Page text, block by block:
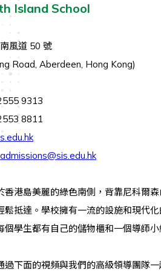
Island School
風道 50 號
Road, Aberdeen, Hong Kong)
9313
8811
admissions@sis.edu.hk
香港島美麗的綠色南側，背靠尼科爾
鬆抵達。學校擁有一流的設施和現代
個學生都有自己的儲物櫃和一個導師
過下面的視頻與我們的高級領導團隊